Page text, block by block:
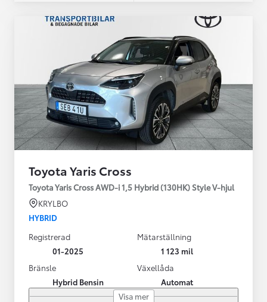
Toyota Yaris Cross
Toyota Yaris Cross AWD-i 1,5 Hybrid (130HK) Style V-hjul
KRYLBO
HYBRID
Registrerad
01-2025
Mätarställning
1 123 mil
Bränsle
Hybrid Bensin
Växellåda
Automat
Visa mer